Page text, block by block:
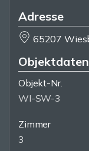
Adresse
65207
Objektdaten
Objekt-Nr.
WI-SW-3
Zimmer
3